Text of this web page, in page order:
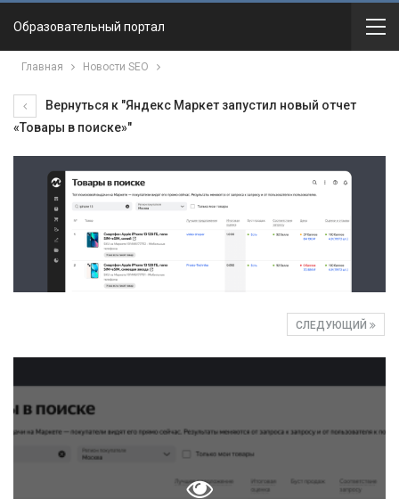
Образовательный портал
Главная Новости SEO
Вернуться к "Яндекс Маркет запустил новый отчет
«Товары в поиске»"
СЛЕДУЮЩИЙ